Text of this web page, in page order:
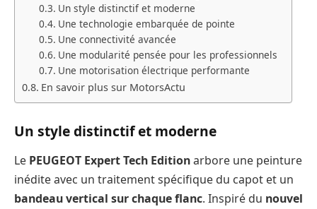
Un style distinctif et moderne
Une technologie embarquée de pointe
Une connectivité avancée
Une modularité pensée pour les professionnels
Une motorisation électrique performante
En savoir plus sur MotorsActu
Un style distinctif et moderne
Le PEUGEOT Expert Tech Editionarbore une peinture
inédite avec un traitement spécifique du capot et un
bandeau vertical sur chaque flanc. Inspiré du nouvel